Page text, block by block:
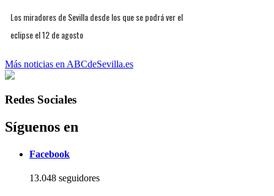
Los miradores de Sevilla desde los que se podrá ver el
eclipse el 12 de agosto
Más noticias en ABCdeSevilla.es
Redes Sociales
Síguenos en
Facebook
13.048 seguidores